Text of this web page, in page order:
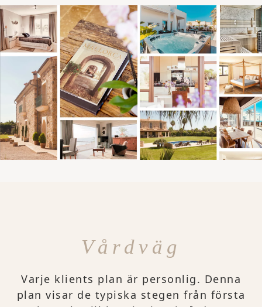
Vårdväg
Varje klients plan är personlig. Denna
plan visar de typiska stegen från första